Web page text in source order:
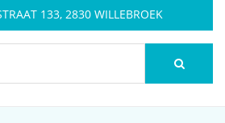
133, 2830 WILLEBROEK